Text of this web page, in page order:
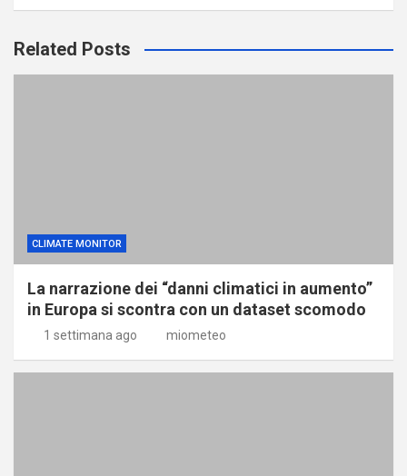
Related Posts
CLIMATE MONITOR
La narrazione dei “danni climatici in aumento”
in Europa si scontra con un dataset scomodo
1 settimana ago miometeo